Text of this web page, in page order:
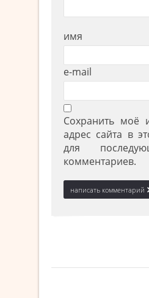
имя
e-mail
Сохранить моё
адрес сайта в
для
комментариев.